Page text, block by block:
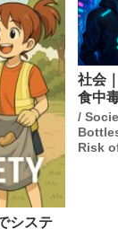
システ
社会
食中
/
Risk